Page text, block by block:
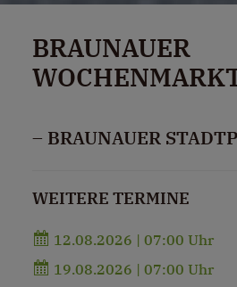
BRAUNAUER
– BRAUNAUER
WEITERE TERMINE
12.08.2026 | 07:00 Uhr
19.08.2026 | 07:00 Uhr